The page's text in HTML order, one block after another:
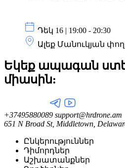
Դեկ 16 | 19:00 - 20:30
Ալեք Մանուկյան
Եկեք ապագան
միասին:
+37495880089 support@hrdrone.am
651 N Broad St, Middletown,
Ընկերություններ
Դիմորդներ
Աշխատանքներ